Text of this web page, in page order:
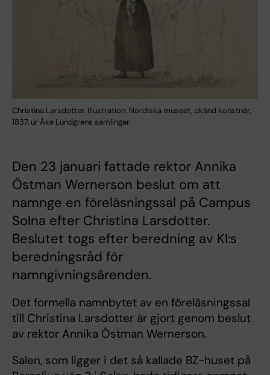
Christina Larsdotter. Illustration: Nordiska museet, okänd konstnär,
1837, ur Åke Lundgrens samlingar.
Den 23 januari fattade rektor Annika
Östman Wernerson beslut om att
namnge en föreläsningssal på Campus
Solna efter Christina Larsdotter.
Beslutet togs efter beredning av KI:s
beredningsråd för
namngivningsärenden.
Det formella namnbytet av en föreläsningssal
till Christina Larsdotter är gjort genom beslut
av rektor Annika Östman Wernerson.
Salen, som ligger i det så kallade BZ-huset på